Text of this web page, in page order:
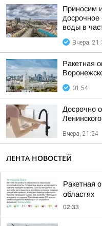
Приносим
досрочное
воды в
Вчера,
Ракетная
01:54
Досрочно
Вчера, 21:54
ЛЕНТА НОВОСТЕЙ
Ракетная
областях
02:33